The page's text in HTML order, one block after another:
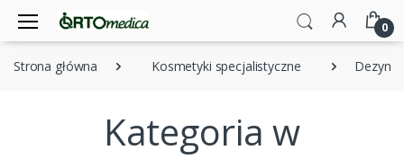
0
Strona główna Kosmetyki specjalistyczne
Kategoria w